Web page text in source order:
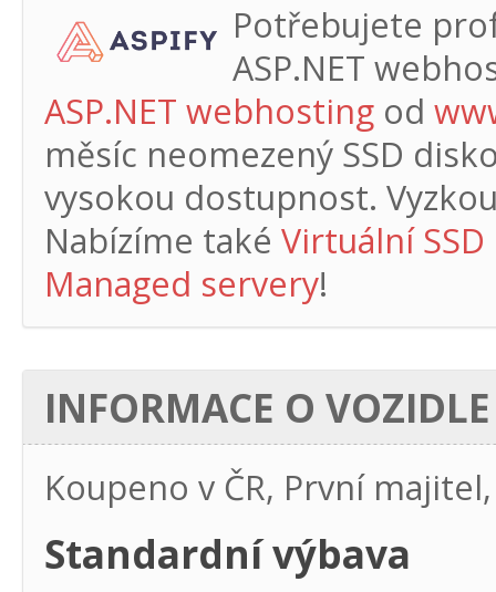
Potřebujete
ASP.NET
ASP.NET webhosting od
měsíc neomezený SSD
vysokou dostupnost.
Nabízíme také Virtuální
Managed servery!
INFORMACE O VOZIDLE
Koupeno v ČR, První
Standardní výbava